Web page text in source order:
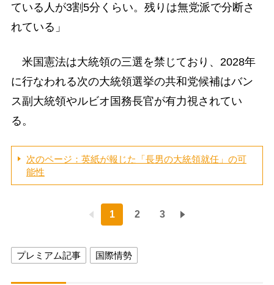
ている人が3割5分くらい。残りは無党派で分断さ
れている」
米国憲法は大統領の三選を禁じており、2028年
に行なわれる次の大統領選挙の共和党候補はバン
ス副大統領やルビオ国務長官が有力視されてい
る。
次のページ：英紙が報じた「長男の大統領就任」の可
能性
1 2 3
プレミアム記事 国際情勢